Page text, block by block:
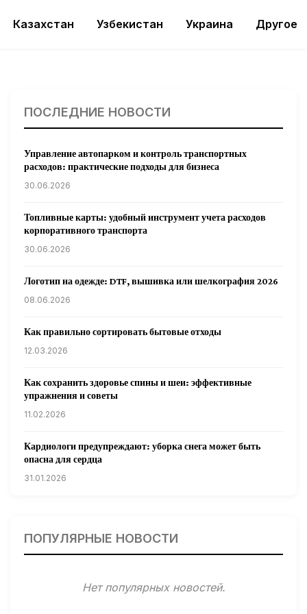
Казахстан Узбекистан Украина Другое
ПОСЛЕДНИЕ НОВОСТИ
Управление автопарком и контроль транспортных
расходов: практические подходы для бизнеса
30.06.2026
Топливные карты: удобный инструмент учета расходов
корпоративного транспорта
30.06.2026
Логотип на одежде: DTF, вышивка или шелкография 2026
08.06.2026
Как правильно сортировать бытовые отходы
12.03.2026
Как сохранить здоровье спины и шеи: эффективные
упражнения и советы
11.02.2026
Кардиологи предупреждают: уборка снега может быть
опасна для сердца
31.01.2026
31.01.2026
мобильных телефонов на здоровье
ПОПУЛЯРНЫЕ НОВОСТИ
Нет популярных новостей.